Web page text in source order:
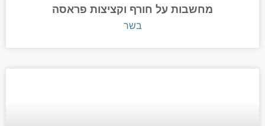
מחשבות על חורף וקציצות פראסה
בשר